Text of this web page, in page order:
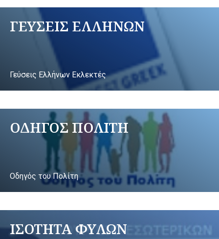
ΓΕΥΣΕΙΣ ΕΛΛΗΝΩΝ
Γεύσεις Ελλήνων Εκλεκτές
ΟΔΗΓΟΣ ΠΟΛΙΤΗ
Οδηγός του Πολίτη
ΙΣΟΤΗΤΑ ΦΥΛΩΝ